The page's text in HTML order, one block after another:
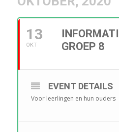
13
OKT
GROEP 8
EVENT DETAILS
Voor leerlingen en hun ouders